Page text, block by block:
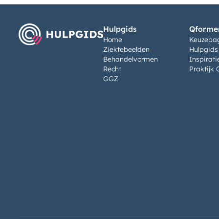
Hulpgids
Home
Ziektebeelden
Behandelvormen
Recht
GGZ
Hulpgids
Praktijk